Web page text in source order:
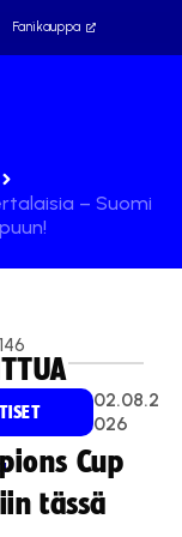
Fanikauppa
– Suomi
146
02.08.2
026
Cup
tässä